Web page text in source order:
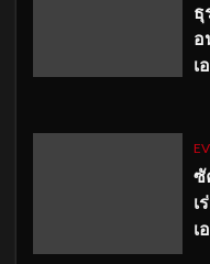
ธุ
อ
เ
ซั
เ
เ